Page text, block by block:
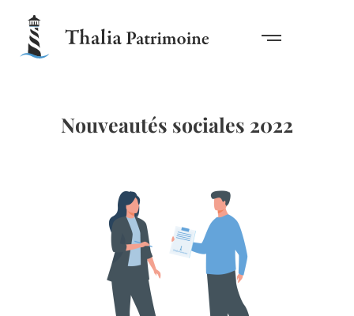
Nouveautés sociales 2022